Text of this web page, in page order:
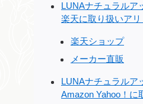
LUNAナチュラルア
楽天に取り扱いア
楽天ショップ
メーカー直販
LUNAナチュラルア
Amazon Yahoo！に